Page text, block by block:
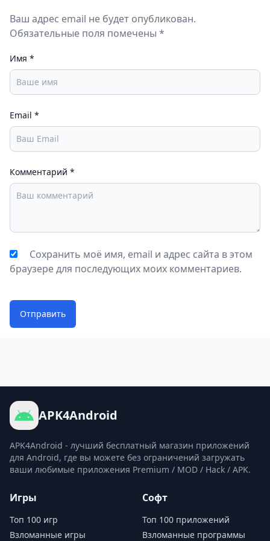
Ваш адрес email не будет опубликован.
Обязательные поля помечены *
Имя *
Email *
Комментарий *
Сохранить моё имя, email и адрес сайта в этом
браузере для последующих моих комментариев.
Отправить
APK4Android
APK4Android - лучший бесплатный магазин приложений
для Android, где вы можете без ограничений загружать
ваши любимые приложения Premium / MOD / Hack / APK.
Игры
Топ 100 игр
Взломанные игры
Софт
Топ 100 приложений
Взломанные программы